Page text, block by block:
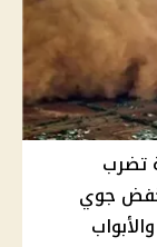
تضرب
جوي